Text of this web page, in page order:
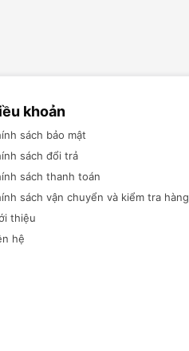
khoản
sách bảo mật
sách đổi trả
sách thanh toán
sách vận chuyển và kiểm tra hàng
thiệu
hệ